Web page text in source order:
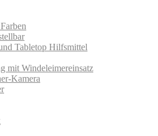
Tabletop Hilfsmittel
mit Windeleimereinsatz
Kamera